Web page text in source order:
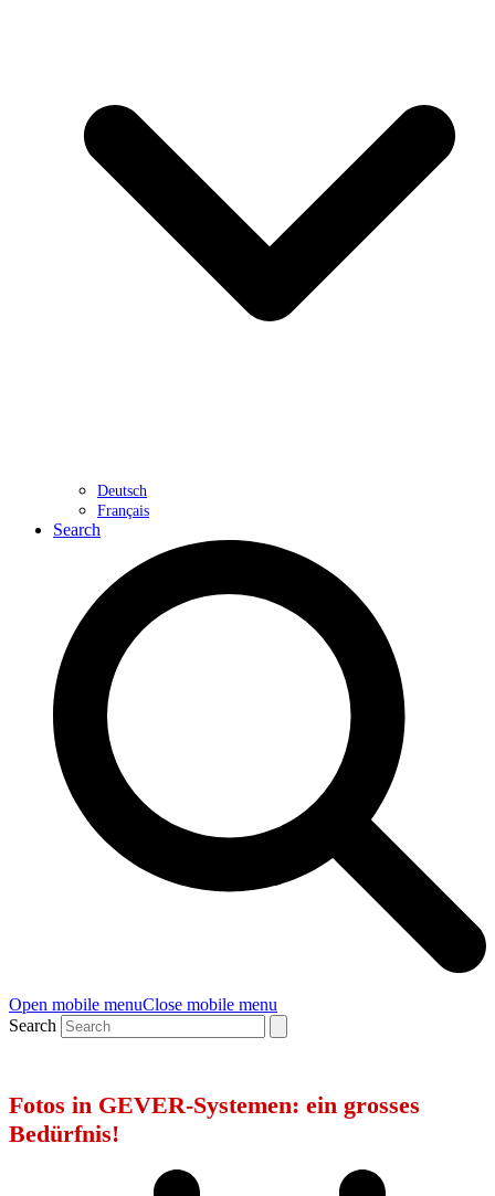
Deutsch
Français
Search
Open mobile menuClose mobile menu
Search
Fotos in GEVER-Systemen: ein grosses
Bedürfnis!